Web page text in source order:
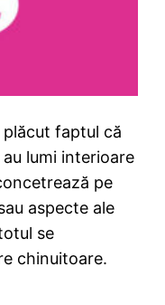
faptul că
lumi interioare
pe
aspecte ale
se
chinuitoare.